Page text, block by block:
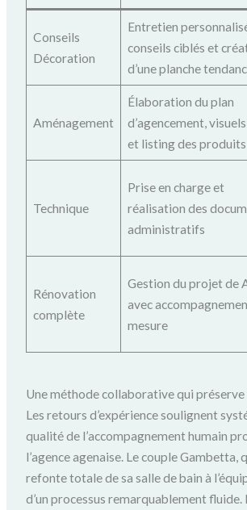
Conseils
Décoration
Entretien
conseils ciblés et
d’une planche
Aménagement
Élaboration du plan
d’agencement,
et listing des produits
Technique
Prise en charge et
réalisation des
administratifs
Rénovation
complète
Gestion du projet de
avec
mesure
Une méthode collaborative qui
Les retours d’expérience soulignent
qualité de l’accompagnement humain
l’agence agenaise. Le couple Gambetta,
refonte totale de sa salle de bain à
d’un processus remarquablement fluide.